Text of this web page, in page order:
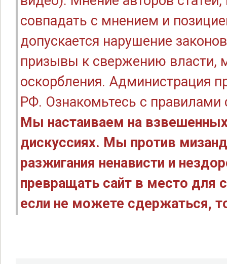
совпадать с мнением и
допускается нарушение
призывы к свержению власти,
оскорбления. Администрация
РФ. Ознакомьтесь с правилами
Мы настаиваем на
дискуссиях. Мы против
разжигания ненависти и
превращать сайт в место для
если не можете сдержаться,